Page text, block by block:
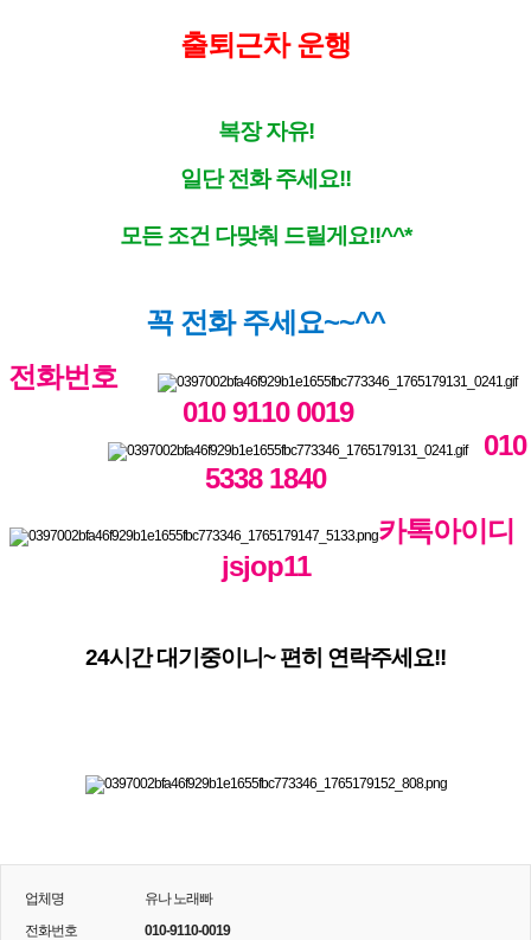
출퇴근차 운행
복장 자유!
일단 전화 주세요!!
모든 조건 다맞춰 드릴게요!!^^*
꼭 전화 주세요~~^^
전화번호
010 9110 0019
010
5338 1840
카톡아이디
jsjop11
24시간 대기중이니~ 편히 연락주세요!!
업체명
유나 노래빠
전화번호
010-9110-0019